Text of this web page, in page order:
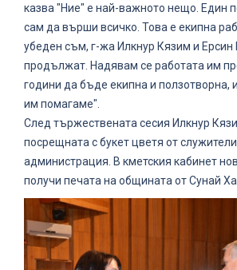
казва "Ние" е най-важното нещо. Един
сам да върши всичко. Това е екипна
убеден съм, г-жа Илкнур Кязим и
продължат. Надявам се работата им
години да бъде екипна и ползотворна,
им помагаме".
След тържествената сесия Илкнур
посрещната с букет цветя от
администрация. В кметския кабинет
получи печата на общината от Сунай